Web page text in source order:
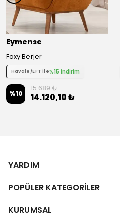
Eymense
Foxy Berjer
Havale/EFT ile%15 indirim
%10
15.689 ₺
14.120,10 ₺
YARDIM
POPÜLER KATEGORİLER
KURUMSAL